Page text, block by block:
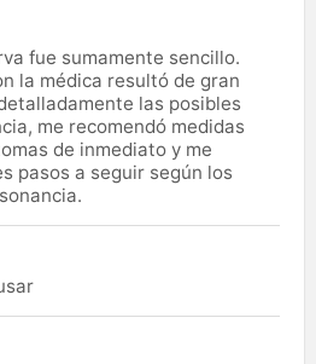
fue sumamente sencillo.
la médica resultó de gran
las posibles
me recomendó medidas
de inmediato y me
pasos a seguir según los